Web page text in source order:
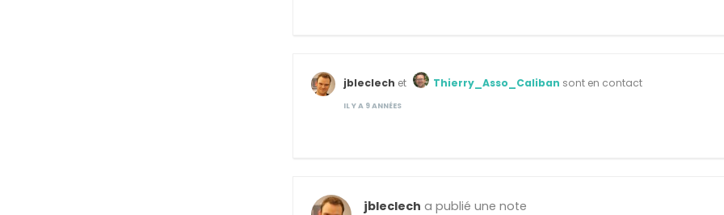
jbleclech et Thierry_Asso_Caliban sont en contact
IL Y A 9 ANNÉES
jbleclech a publié une note